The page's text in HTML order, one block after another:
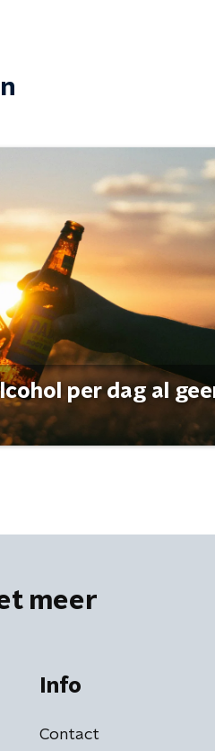
per dag al
meer
Info
Contact